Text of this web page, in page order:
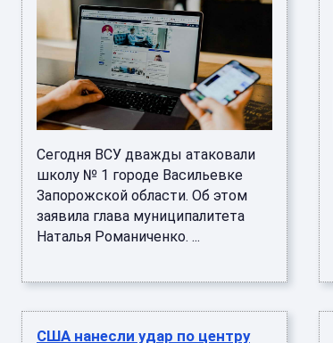
Сегодня ВСУ дважды атаковали
школу № 1 городе Васильевке
Запорожской области. Об этом
заявила глава муниципалитета
Наталья Романиченко. ...
США нанесли удар по центру